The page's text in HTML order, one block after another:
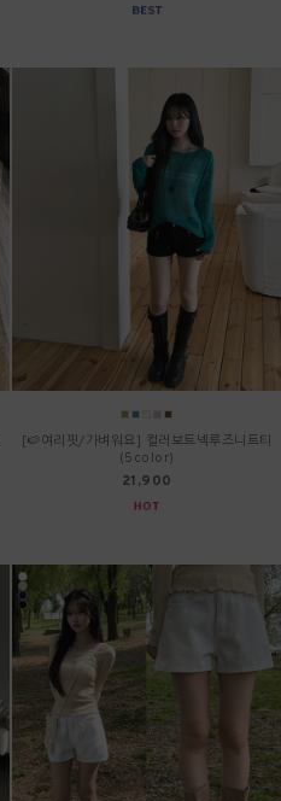
[🍉여리핏/가벼워요] 컬러보트넥루즈니트티
(5color)
21,900